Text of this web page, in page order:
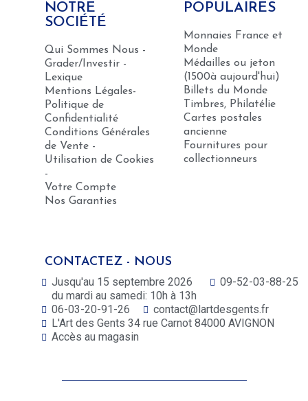
NOTRE
SOCIÉTÉ
Qui Sommes Nous -
Grader/Investir -
Lexique
Mentions Légales-
Politique de
Confidentialité
Conditions Générales
de Vente -
Utilisation de Cookies
-
Votre Compte
Nos Garanties
POPULAIRES
Monnaies France et
Monde
Médailles ou jeton
(1500à aujourd'hui)
Billets du Monde
Timbres, Philatélie
Cartes postales
ancienne
Fournitures pour
collectionneurs
CONTACTEZ - NOUS
Jusqu'au 15 septembre 2026
du mardi au samedi: 10h à 13h
09-52-03-88-25
06-03-20-91-26
contact@lartdesgents.fr
L'Art des Gents 34 rue Carnot 84000 AVIGNON
Accès au magasin